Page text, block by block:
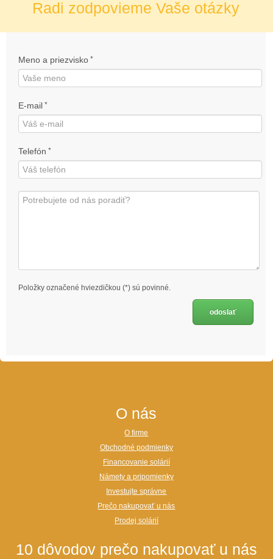
Radi zodpovieme Vaše otázky
Meno a priezvisko *
E-mail *
Telefón *
Položky označené hviezdičkou (*) sú povinné.
O nás
O firme
Obchodné podmienky
Financovanie solárií
Námety a pripomienky
Investujte správne
Prečo nakupovať u nás
Prodej solárií
10 dôvodov prečo nakupovať u nás